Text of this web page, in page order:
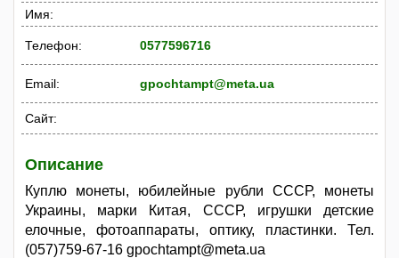
Имя:
Телефон: 0577596716
Email: gpochtampt@meta.ua
Сайт:
Описание
Куплю монеты, юбилейные рубли СССР, монеты
Украины, марки Китая, СССР, игрушки детские
елочные, фотоаппараты, оптику, пластинки. Тел.
(057)759-67-16 gpochtampt@meta.ua